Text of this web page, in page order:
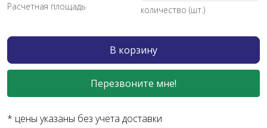
Расчетная площадь количество (шт.)
В корзину
Перезвоните мне!
* цены указаны без учета доставки